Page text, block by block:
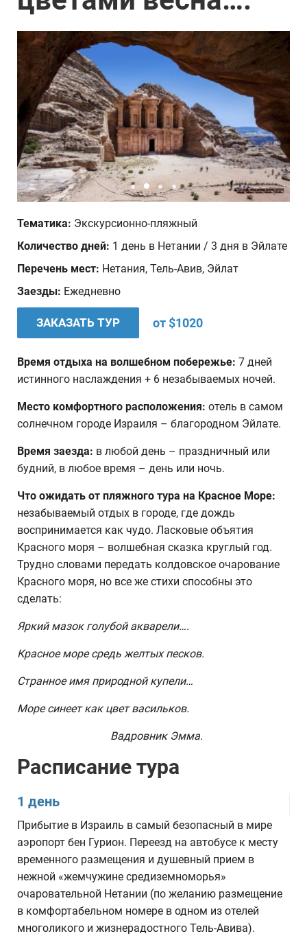
Тематика: Экскурсионно-пляжный
Количество дней: 1 день в Нетании / 3 дня в Эйлате
Перечень мест: Нетания, Тель-Авив, Эйлат
Заезды: Ежедневно
ЗАКАЗАТЬ ТУР от $1020
Время отдыха на волшебном побережье: 7 дней
истинного наслаждения + 6 незабываемых ночей.
Место комфортного расположения: отель в самом
солнечном городе Израиля – благородном Эйлате.
Время заезда: в любой день – праздничный или
будний, в любое время – день или ночь.
Что ожидать от пляжного тура на Красное Море:
незабываемый отдых в городе, где дождь
воспринимается как чудо. Ласковые объятия
Красного моря – волшебная сказка круглый год.
Трудно словами передать колдовское очарование
Красного моря, но все же стихи способны это
сделать:
Яркий мазок голубой акварели….
Красное море средь желтых песков.
Странное имя природной купели…
Море синеет как цвет васильков.
Вадровник Эмма.
Расписание тура
1 день
Прибытие в Израиль в самый безопасный в мире
аэропорт бен Гурион. Переезд на автобусе к месту
временного размещения и душевный прием в
нежной «жемчужине средиземноморья»
очаровательной Нетании (по желанию размещение
в комфортабельном номере в одном из отелей
многоликого и жизнерадостного Тель-Авива).
Количество человек
1
Ваши пожелания